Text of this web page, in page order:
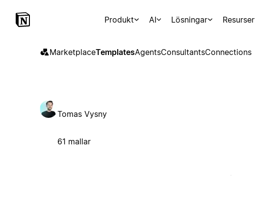
Produkt AI Lösningar Resurser
MarketplaceTemplatesAgentsConsultantsConnections
Tomas Vysny
61 mallar